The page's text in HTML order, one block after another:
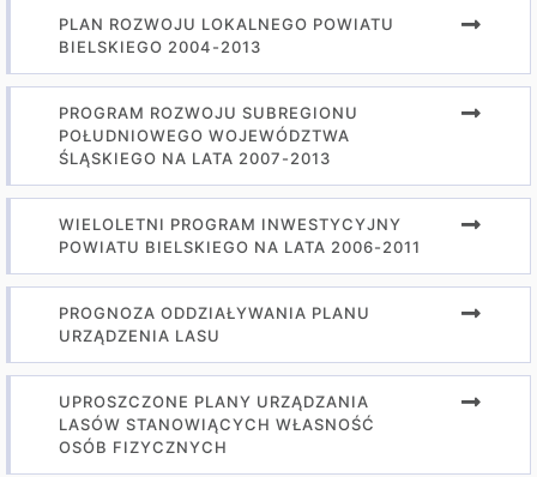
PLAN ROZWOJU LOKALNEGO POWIATU
BIELSKIEGO 2004-2013
PROGRAM ROZWOJU SUBREGIONU
POŁUDNIOWEGO WOJEWÓDZTWA
ŚLĄSKIEGO NA LATA 2007-2013
WIELOLETNI PROGRAM INWESTYCYJNY
POWIATU BIELSKIEGO NA LATA 2006-2011
PROGNOZA ODDZIAŁYWANIA PLANU
URZĄDZENIA LASU
UPROSZCZONE PLANY URZĄDZANIA
LASÓW STANOWIĄCYCH WŁASNOŚĆ
OSÓB FIZYCZNYCH